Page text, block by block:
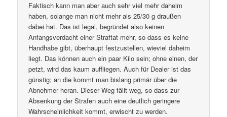
Faktisch kann man aber auch sehr viel mehr daheim
haben, solange man nicht mehr als 25/30 g draußen
dabei hat. Das ist legal, begründet also keinen
Anfangsverdacht einer Straftat mehr, so dass es keine
Handhabe gibt, überhaupt festzustellen, wieviel daheim
liegt. Das können auch ein paar Kilo sein; ohne einen, der
petzt, wird das kaum auffliegen. Auch für Dealer ist das
günstig; an die kommt man bislang primär über die
Abnehmer heran. Dieser Weg fällt weg, so dass zur
Absenkung der Strafen auch eine deutlich geringere
Wahrscheinlichkeit kommt, erwischt zu werden.